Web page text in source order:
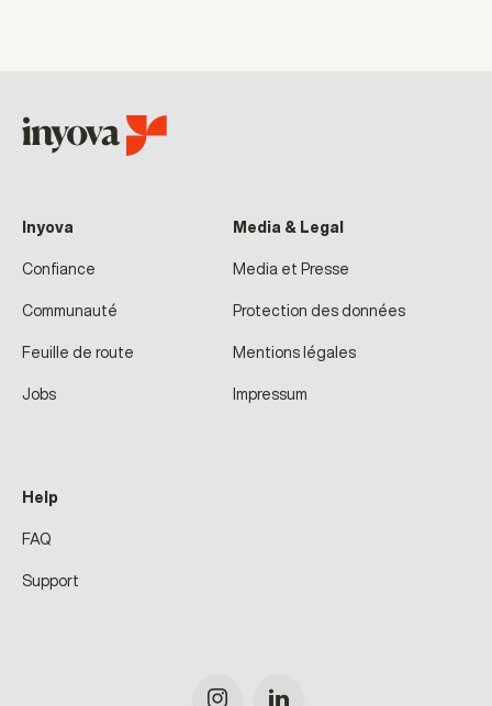
Inyova
Confiance
Communauté
Feuille de route
Jobs
Media & Legal
Media et Presse
Protection des données
Mentions légales
Impressum
Help
FAQ
Support